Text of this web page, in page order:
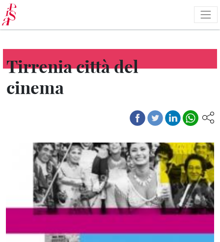
Salta
al
contenuto
principale
Tirrenia città del
cinema